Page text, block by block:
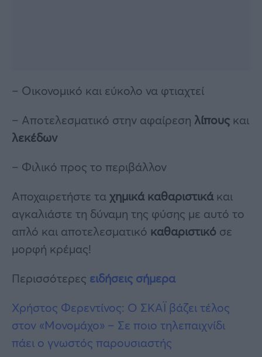
– Οικονομικό και εύκολο να φτιαχτεί
– Αποτελεσματικό στην αφαίρεση λίπους και
λεκέδων
– Φιλικό προς το περιβάλλον
Αποχαιρετήστε ταχημικά καθαριστικάκαι
αγκαλιάστε τη δύναμη της φύσης με αυτό το
απλό και αποτελεσματικό καθαριστικό σε
μορφή κρέμας!
Περισσότερες ειδήσεις σήμερα
Χρήστος Φερεντίνος: O ΣΚΑΪ βάζει τέλος
στον «Μονομάχο» – Σε ποιο τηλεπαιχνίδι
πάει ο γνωστός παρουσιαστής